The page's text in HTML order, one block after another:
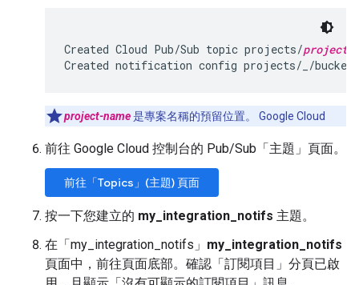
Created Cloud Pub/Sub topic projects/project-
Created notification config projects/_/
project-name是專案名稱的預留位置。 Google Cloud
前往 Google Cloud 控制台的 Pub/Sub「主題」 頁面。
前往「Topics」(主題) 頁面
按一下您建立的 my_integration_notifs 主題。
在「my_integration_notifs」 my_integration_notifs
頁面中，前往頁面底部。確認「訂閱項目」 分頁已啟